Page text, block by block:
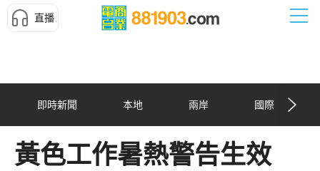
直播
即時新聞 本地 兩岸 國際
黃色工作暑熱警告生效